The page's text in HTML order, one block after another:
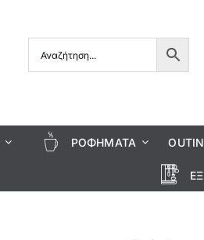
ΡΟΦΉΜΑΤΑ OUTIN